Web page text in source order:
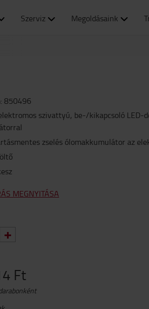
Szerviz Megoldásaink
: 850496
szivattyú, be-/kikapcsoló LED-
zselés ólomakkumulátor az
MEGNYITÁSA
Ft